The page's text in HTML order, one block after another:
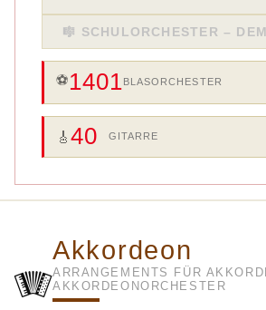
🎼 SCHULORCHESTER –
⚽1401 BLASORCHESTER
🎸40 GITARRE
🪗
Akkordeon
ARRANGEMENTS FÜR
AKKORDEONORCHESTER